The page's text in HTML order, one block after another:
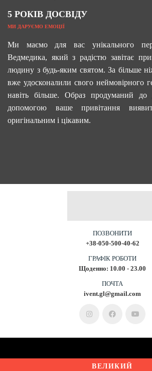
5 РОКІВ ДОСВІДУ
МИ ДАРУЄМО ЕМОЦІЇ
Ми маємо для вас унікального
Ведмедика, який з радістю завітає
людину з будь-яким святом. За більше
вже удосконалили свого неймовірного
навіть більше. Образ продуманий
допомогою ваше привітання
оригінальним і цікавим.
ПОЗВОНИТИ
+38-050-500-40-62
ГРАФІК РОБОТИ
Щоденно: 10.00 - 23.00
ПОЧТА
ivent.gl@gmail.com
ВЕЛИКИЙ